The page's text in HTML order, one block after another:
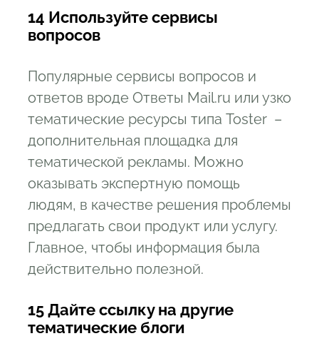
14 Используйте сервисы
вопросов
Популярные сервисы вопросов и
ответов вроде Ответы Mail.ru или узко
тематические ресурсы типа Toster –
дополнительная площадка для
тематической рекламы. Можно
оказывать экспертную помощь
людям, в качестве решения проблемы
предлагать свои продукт или услугу.
Главное, чтобы информация была
действительно полезной.
15 Дайте ссылку на другие
тематические блоги